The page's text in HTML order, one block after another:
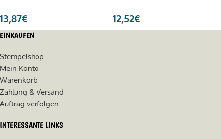
13,87€ 12,52€
EINKAUFEN
Stempelshop
Mein Konto
Warenkorb
Zahlung & Versand
Auftrag verfolgen
INTERESSANTE LINKS